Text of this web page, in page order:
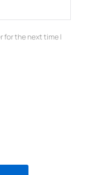
for the next time I